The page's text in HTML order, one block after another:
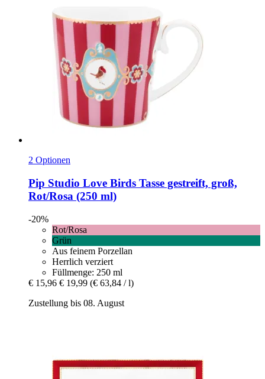
2 Optionen
Pip Studio Love Birds Tasse gestreift, groß,
Rot/Rosa (250 ml)
-20%
Rot/Rosa
Grün
Aus feinem Porzellan
Herrlich verziert
Füllmenge: 250 ml
€ 15,96 € 19,99 (€ 63,84 / l)
Zustellung bis 08. August